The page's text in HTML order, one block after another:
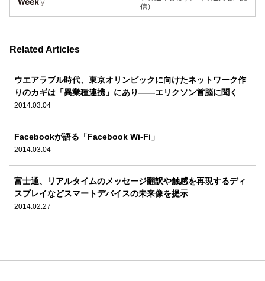
信）
Related Articles
ウエアラブル時代、東京オリンピックに向けたネットワーク作
りのカギは「異業種連携」にあり――エリクソン首脳に聞く
2014.03.04
Facebookが語る「Facebook Wi-Fi」
2014.03.04
富士通、リアルタイムのメッセージ翻訳や触感を再現するディ
スプレイなどスマートデバイスの未来像を提示
2014.02.27